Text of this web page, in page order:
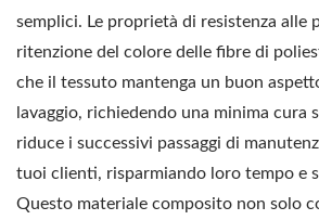
semplici. Le proprietà di resistenza alle
ritenzione del colore delle fibre di
che il tessuto mantenga un buon
lavaggio, richiedendo una minima cura
riduce i successivi passaggi di
tuoi clienti, risparmiando loro tempo e
Questo materiale composito non solo